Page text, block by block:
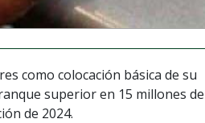
como colocación básica de su
superior en 15 millones de
de 2024.